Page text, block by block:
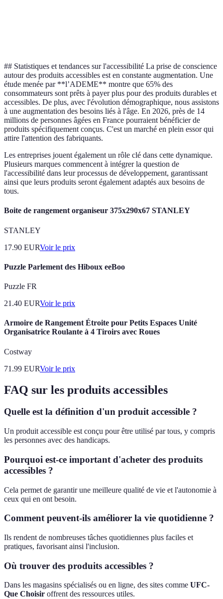
## Statistiques et tendances sur l'accessibilité La prise de conscience
autour des produits accessibles est en constante augmentation. Une
étude menée par **l’ADEME** montre que 65% des
consommateurs sont prêts à payer plus pour des produits durables et
accessibles. De plus, avec l'évolution démographique, nous assistons
à une augmentation des besoins liés à l'âge. En 2026, près de 14
millions de personnes âgées en France pourraient bénéficier de
produits spécifiquement conçus. C'est un marché en plein essor qui
attire l'attention des fabriquants.
Les entreprises jouent également un rôle clé dans cette dynamique.
Plusieurs marques commencent à intégrer la question de
l'accessibilité dans leur processus de développement, garantissant
ainsi que leurs produits seront également adaptés aux besoins de
tous.
Boite de rangement organiseur 375x290x67 STANLEY
STANLEY
17.90 EURVoir le prix
Puzzle Parlement des Hiboux eeBoo
Puzzle FR
21.40 EURVoir le prix
Armoire de Rangement Étroite pour Petits Espaces Unité
Organisatrice Roulante à 4 Tiroirs avec Roues
Costway
71.99 EURVoir le prix
FAQ sur les produits accessibles
Quelle est la définition d'un produit accessible ?
Un produit accessible est conçu pour être utilisé par tous, y compris
les personnes avec des handicaps.
Pourquoi est-ce important d'acheter des produits
accessibles ?
Cela permet de garantir une meilleure qualité de vie et l'autonomie à
ceux qui en ont besoin.
Comment peuvent-ils améliorer la vie quotidienne ?
Ils rendent de nombreuses tâches quotidiennes plus faciles et
pratiques, favorisant ainsi l'inclusion.
Où trouver des produits accessibles ?
Dans les magasins spécialisés ou en ligne, des sites comme UFC-
Que Choisir offrent des ressources utiles.